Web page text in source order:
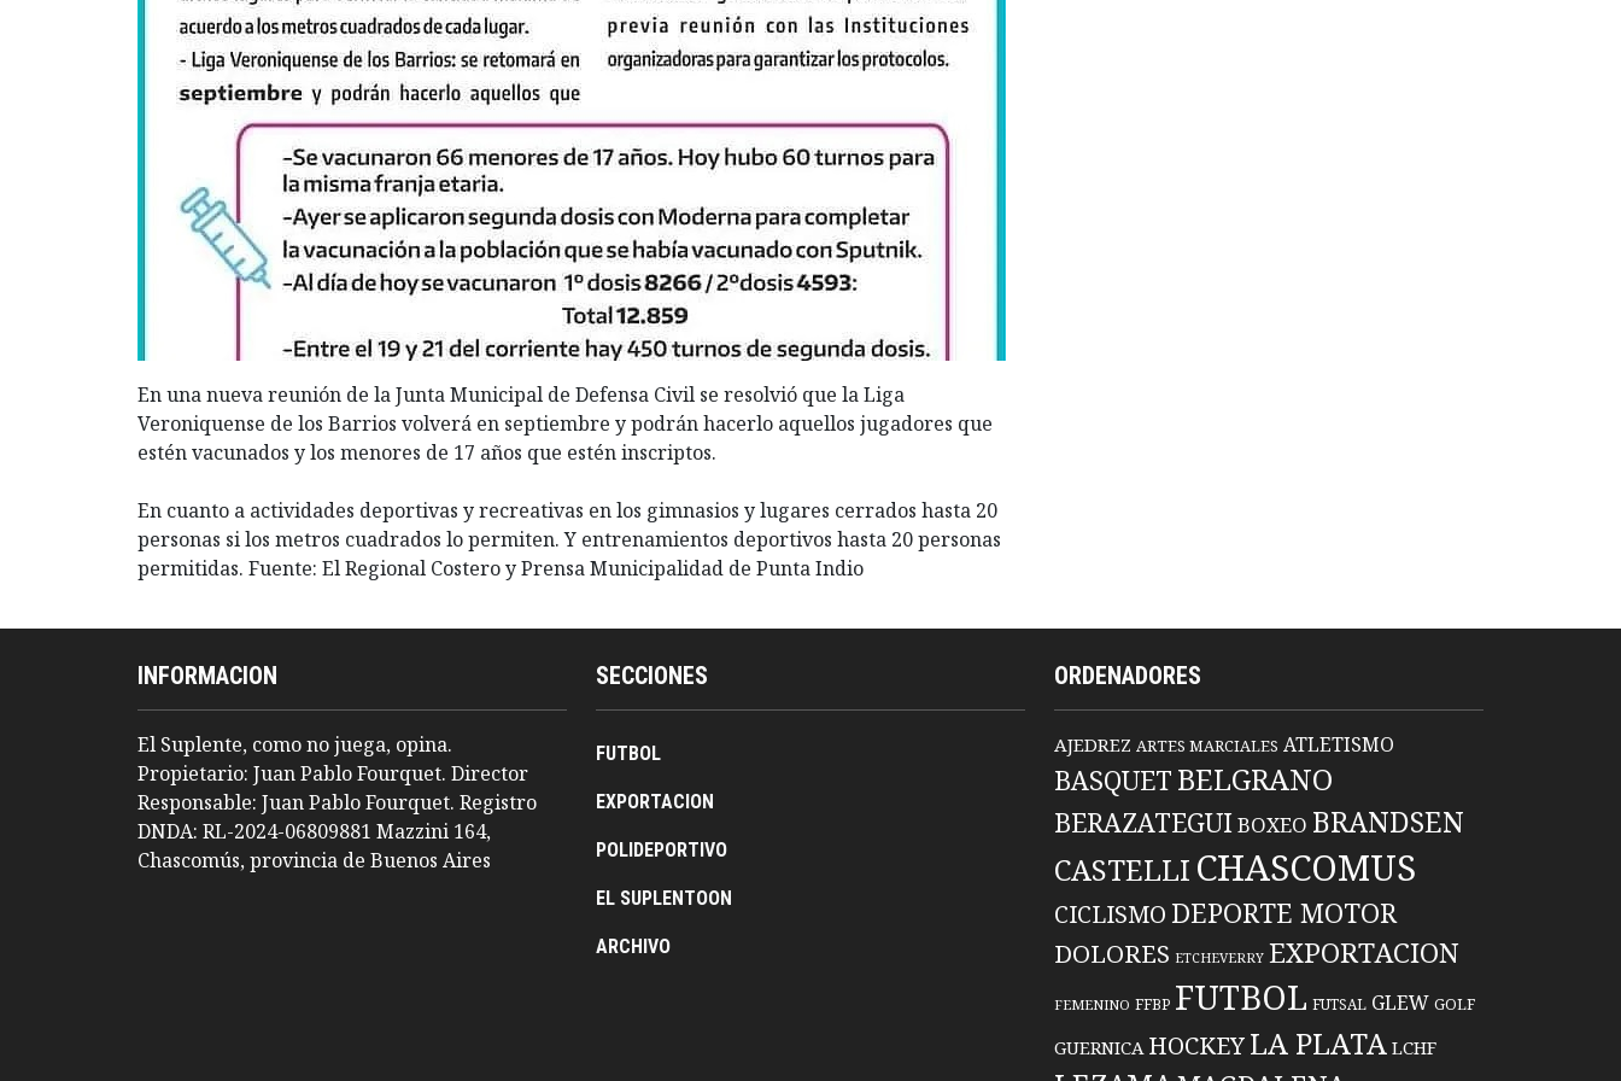
En una nueva reunión de la Junta Municipal de Defensa Civil se resolvió que la Liga
Veroniquense de los Barrios volverá en septiembre y podrán hacerlo aquellos jugadores que
estén vacunados y los menores de 17 años que estén inscriptos.
En cuanto a actividades deportivas y recreativas en los gimnasios y lugares cerrados hasta 20
personas si los metros cuadrados lo permiten. Y entrenamientos deportivos hasta 20 personas
permitidas. Fuente: El Regional Costero y Prensa Municipalidad de Punta Indio
INFORMACION
El Suplente, como no juega, opina.
Propietario: Juan Pablo Fourquet. Director
Responsable: Juan Pablo Fourquet. Registro
DNDA: RL-2024-06809881 Mazzini 164,
Chascomús, provincia de Buenos Aires
SECCIONES
FUTBOL
EXPORTACION
POLIDEPORTIVO
EL SUPLENTOON
ARCHIVO
ORDENADORES
AJEDREZ ARTES MARCIALES ATLETISMO
BASQUET BELGRANO
BERAZATEGUIBOXEO BRANDSEN
CASTELLI CHASCOMUS
CICLISMO DEPORTE MOTOR
DOLORES ETCHEVERRY EXPORTACION
FEMENINO FFBP FUTBOL FUTSAL GLEW GOLF
GUERNICA HOCKEYLA PLATA LCHF